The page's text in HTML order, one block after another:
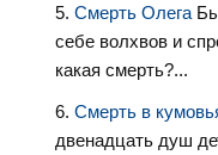
Смерть Олега
себе волхвов и
какая смерть?...
Смерть в
двенадцать душ